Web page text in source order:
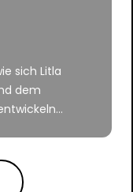
sich Litla
dem